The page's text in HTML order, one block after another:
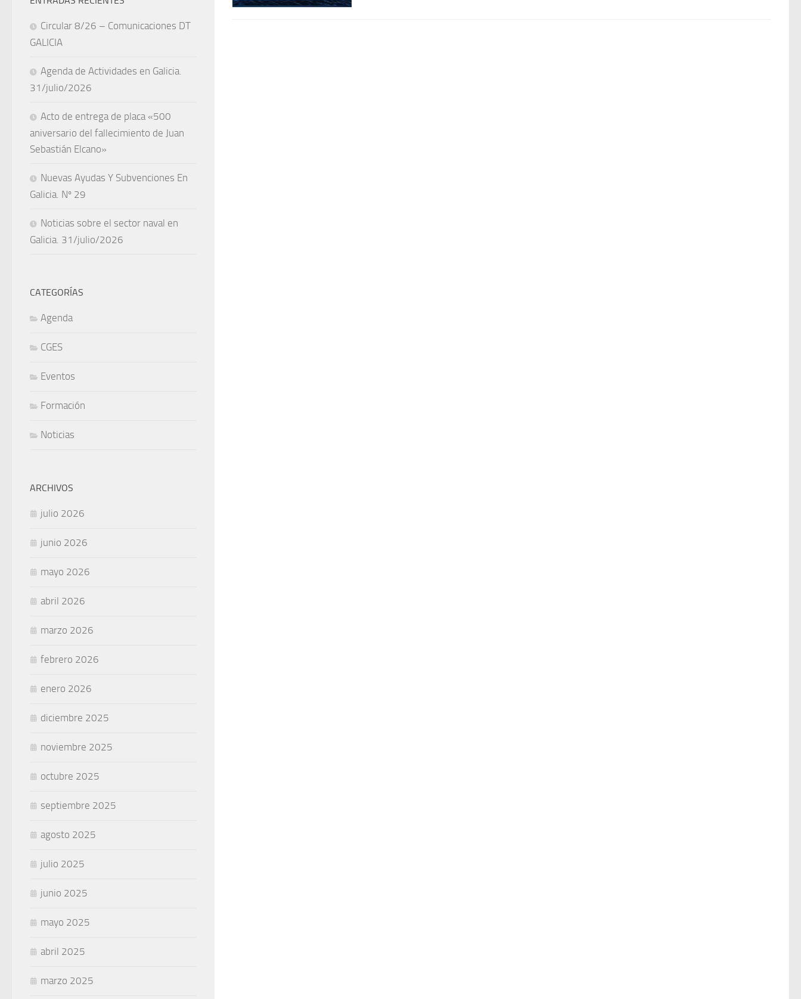
Circular 8/26 – Comunicaciones DT
GALICIA
Agenda de Actividades en Galicia.
31/julio/2026
Acto de entrega de placa «500
aniversario del fallecimiento de Juan
Sebastián Elcano»
Nuevas Ayudas Y Subvenciones En
Galicia. Nº 29
Noticias sobre el sector naval en
Galicia. 31/julio/2026
CATEGORÍAS
Agenda
CGES
Eventos
Formación
Noticias
ARCHIVOS
julio 2026
junio 2026
mayo 2026
abril 2026
marzo 2026
febrero 2026
enero 2026
diciembre 2025
noviembre 2025
octubre 2025
septiembre 2025
agosto 2025
julio 2025
junio 2025
mayo 2025
abril 2025
marzo 2025